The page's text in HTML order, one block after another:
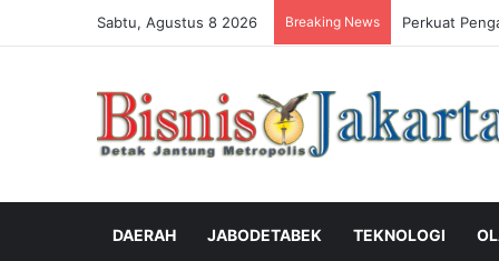
Sabtu, Agustus 8 2026 Breaking News Perkuat
DAERAH JABODETABEK TEKNOLOGI